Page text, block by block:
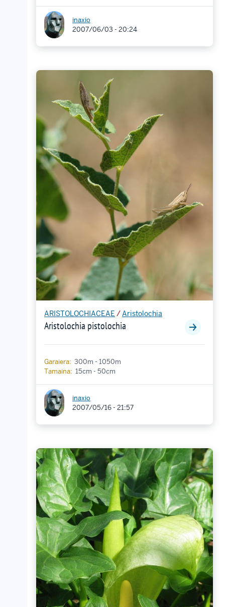
inaxio
2007/06/03 - 20:24
ARISTOLOCHIACEAE /Aristolochia
Aristolochia pistolochia
Garaiera: 300m - 1050m
Tamaina: 15cm - 50cm
inaxio
2007/05/16 - 21:57